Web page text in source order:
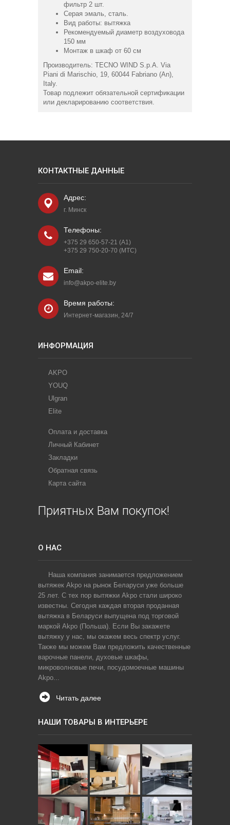
фильтр 2 шт.
Серая эмаль, сталь.
Вид работы: вытяжка
Рекомендуемый диаметр воздуховода
150 мм
Монтаж в шкаф от 60 см
Производитель: TECNO WIND S.p.A. Via
Piani di Marischio, 19, 60044 Fabriano (An),
Italy.
Товар подлежит обязательной сертификации
или декларированию соответствия.
КОНТАКТНЫЕ ДАННЫЕ
Адрес:
г. Минск
Телефоны:
+375 29 650-57-21 (A1)
+375 29 750-20-70 (МТС)
Email:
info@akpo-elite.by
Время работы:
Интернет-магазин, 24/7
ИНФОРМАЦИЯ
AKPO
YOUQ
Ulgran
Elite
Оплата и доставка
Личный Кабинет
Закладки
Обратная связь
Карта сайта
Приятных Вам покупок!
О НАС
Наша компания занимается предложением
вытяжек Akpo на рынок Беларуси уже больше
25 лет. С тех пор вытяжки Akpo стали широко
известны. Сегодня каждая вторая проданная
вытяжка в Беларуси выпущена под торговой
маркой Akpo (Польша). Если Вы закажете
вытяжку у нас, мы окажем весь спектр услуг.
Также мы можем Вам предложить качественные
варочные панели, духовые шкафы,
микроволновые печи, посудомоечные машины
Akpo...
Читать далее
НАШИ ТОВАРЫ В ИНТЕРЬЕРЕ